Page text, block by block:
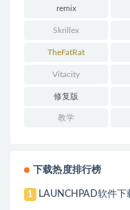
remix
Skrillex
TheFatRat
Vitacity
修复版
教学
下载热度排行榜
1 LAUNCHPAD软件